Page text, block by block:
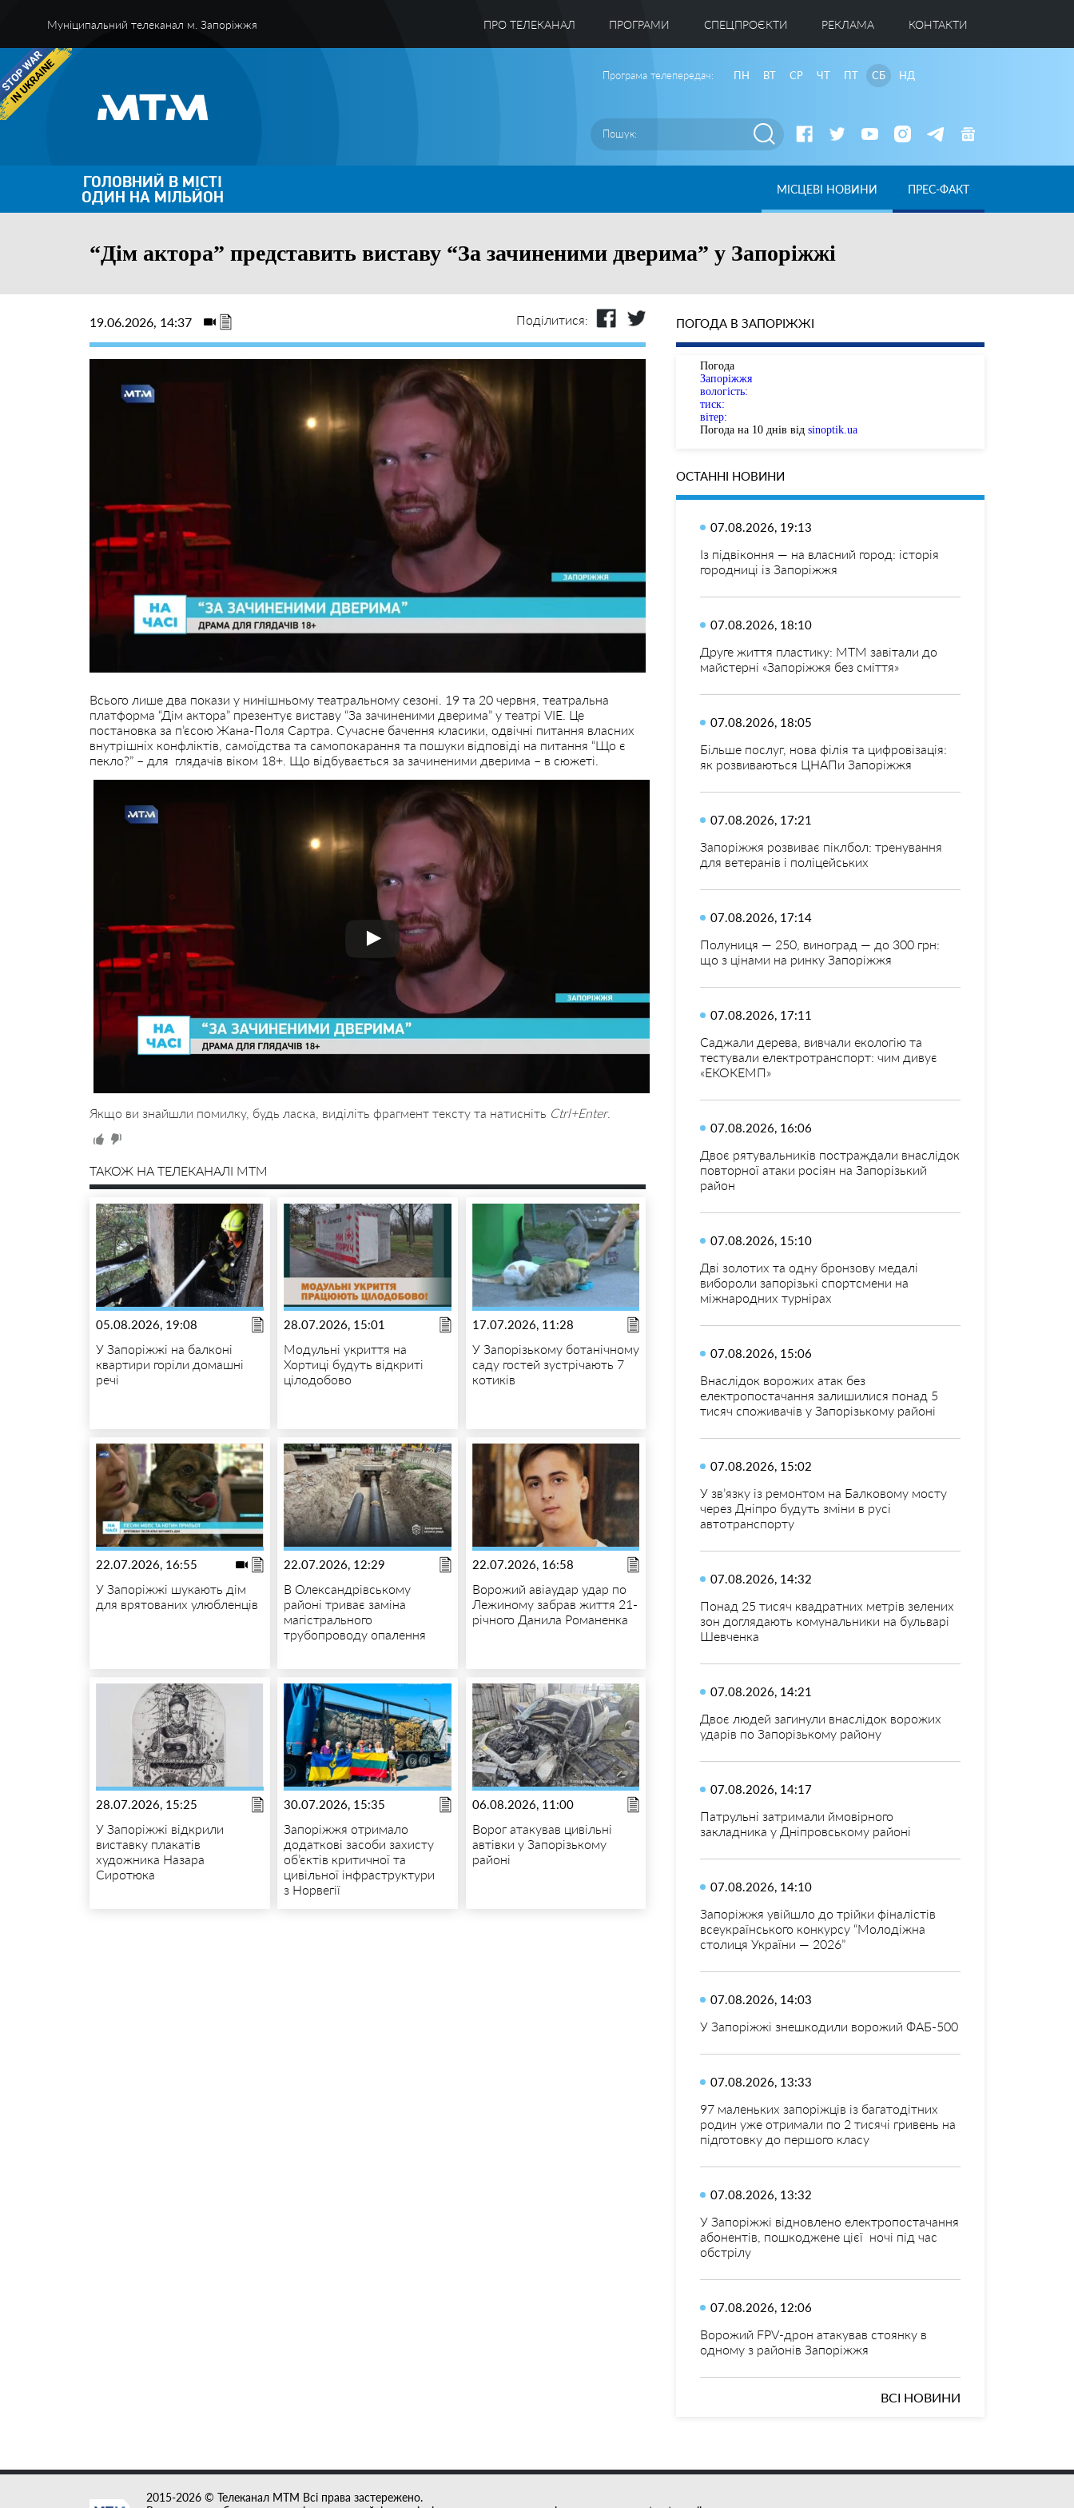
Муніципальний телеканал м. Запоріжжя ПРО ТЕЛЕКАНАЛ ПРОГРАМИ CПЕЦПРОЄКТИ РЕКЛАМА КОНТАКТИ
Програма телепередач: ПН ВТ СР ЧТ ПТ СБ НД
ГОЛОВНИЙ В МІСТІ
ОДИН НА МІЛЬЙОН МІСЦЕВІ НОВИНИ ПРЕС-ФАКТ
“Дім актора” представить виставу “За зачиненими дверима” у Запоріжжі
19.06.2026, 14:37 Поділитися:
Всього лише два покази у нинішньому театральному сезоні. 19 та 20 червня, театральна
платформа “Дім актора” презентує виставу “За зачиненими дверима” у театрі VIE. Це
постановка за п’єсою Жана-Поля Сартра. Сучасне бачення класики, одвічні питання власних
внутрішніх конфліктів, самоїдства та самопокарання та пошуки відповіді на питання “Що є
пекло?” – для глядачів віком 18+. Що відбувається за зачиненими дверима – в сюжеті.
Якщо ви знайшли помилку, будь ласка, виділіть фрагмент тексту та натисніть Ctrl+Enter.
ТАКОЖ НА ТЕЛЕКАНАЛІ MTM
05.08.2026, 19:08
У Запоріжжі на балконі
квартири горіли домашні
речі
28.07.2026, 15:01
Модульні укриття на
Хортиці будуть відкриті
цілодобово
17.07.2026, 11:28
У Запорізькому ботанічному
саду гостей зустрічають 7
котиків
22.07.2026, 16:55
У Запоріжжі шукають дім
для врятованих улюбленців
22.07.2026, 12:29
В Олександрівському
районі триває заміна
магістрального
трубопроводу опалення
22.07.2026, 16:58
Ворожий авіаудар удар по
Лежиному забрав життя 21-
річного Данила Романенка
28.07.2026, 15:25
У Запоріжжі відкрили
виставку плакатів
художника Назара
Сиротюка
30.07.2026, 15:35
Запоріжжя отримало
додаткові засоби захисту
об’єктів критичної та
цивільної інфраструктури
з Норвегії
06.08.2026, 11:00
Ворог атакував цивільні
автівки у Запорізькому
районі
ПОГОДА В ЗАПОРІЖЖІ
Погода
Запоріжжя
вологість:
тиск:
вітер:
Погода на 10 днів від sinoptik.ua
ОСТАННІ НОВИНИ
07.08.2026, 19:13
Із підвіконня — на власний город: історія
городниці із Запоріжжя
07.08.2026, 18:10
Друге життя пластику: МТМ завітали до
майстерні «Запоріжжя без сміття»
07.08.2026, 18:05
Більше послуг, нова філія та цифровізація:
як розвиваються ЦНАПи Запоріжжя
07.08.2026, 17:21
Запоріжжя розвиває піклбол: тренування
для ветеранів і поліцейських
07.08.2026, 17:14
Полуниця — 250, виноград — до 300 грн:
що з цінами на ринку Запоріжжя
07.08.2026, 17:11
Саджали дерева, вивчали екологію та
тестували електротранспорт: чим дивує
«ЕКОКЕМП»
07.08.2026, 16:06
Двоє рятувальників постраждали внаслідок
повторної атаки росіян на Запорізький
район
07.08.2026, 15:10
Дві золотих та одну бронзову медалі
вибороли запорізькі спортсмени на
міжнародних турнірах
07.08.2026, 15:06
Внаслідок ворожих атак без
електропостачання залишилися понад 5
тисяч споживачів у Запорізькому районі
07.08.2026, 15:02
У зв’язку із ремонтом на Балковому мосту
через Дніпро будуть зміни в русі
автотранспорту
07.08.2026, 14:32
Понад 25 тисяч квадратних метрів зелених
зон доглядають комунальники на бульварі
Шевченка
07.08.2026, 14:21
Двоє людей загинули внаслідок ворожих
ударів по Запорізькому району
07.08.2026, 14:17
Патрульні затримали ймовірного
закладника у Дніпровському районі
07.08.2026, 14:10
Запоріжжя увійшло до трійки фіналістів
всеукраїнського конкурсу “Молодіжна
столиця України — 2026”
07.08.2026, 14:03
У Запоріжжі знешкодили ворожий ФАБ-500
07.08.2026, 13:33
97 маленьких запоріжців із багатодітних
родин уже отримали по 2 тисячі гривень на
підготовку до першого класу
07.08.2026, 13:32
У Запоріжжі відновлено електропостачання
абонентів, пошкоджене цієї ночі під час
обстрілу
07.08.2026, 12:06
Ворожий FPV-дрон атакував стоянку в
одному з районів Запоріжжя
ВСІ НОВИНИ
2015-2026 © Телеканал MTM Всі права застережено.